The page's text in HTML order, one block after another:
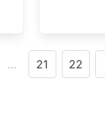
… 21 22